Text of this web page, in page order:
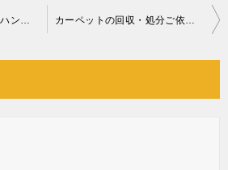
【登米市】椅子、布団、ハンガーラック、収納ケース等の回収・処分 カーペットの回収・処分ご依頼 お客様の声